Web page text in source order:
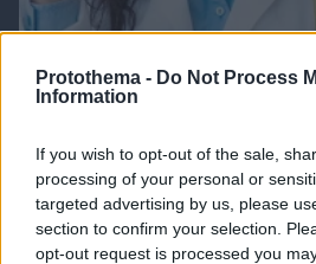
Protothema - Do Not Process
Information
If you wish to opt-out of the sale,
processing of your personal or
targeted advertising by us, please
section to confirm your selection.
opt-out request is processed you
Τα φρούτα που επιλέγουν 4
καλύτερο έλεγχο του
το λίπος στην κοιλιά
07.08.2026, 08:32